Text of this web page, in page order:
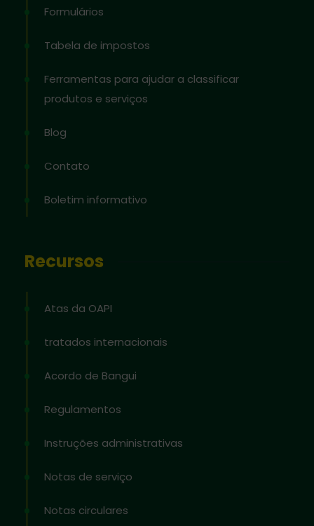
Formulários
Tabela de impostos
Ferramentas para ajudar a classificar
produtos e serviços
Blog
Contato
Boletim informativo
Recursos
Atas da OAPI
tratados internacionais
Acordo de Bangui
Regulamentos
Instruções administrativas
Notas de serviço
Notas circulares